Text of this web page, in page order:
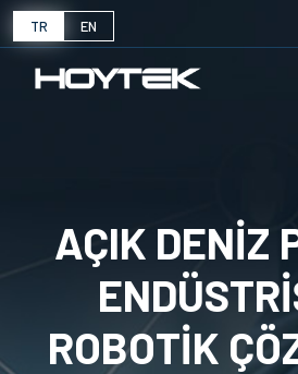
TR EN
AÇIK DENİZ
ROBOTİK